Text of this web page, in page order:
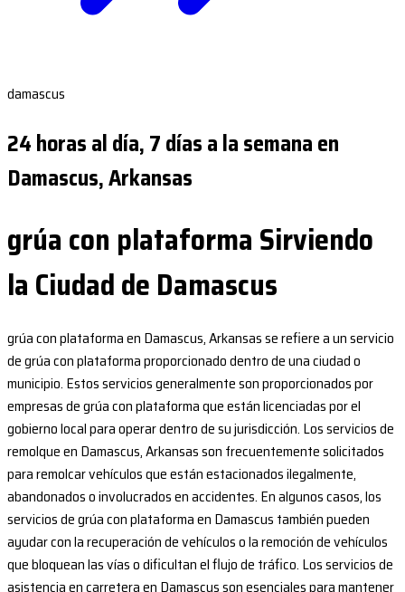
damascus
24 horas al día, 7 días a la semana en
Damascus, Arkansas
grúa con plataforma Sirviendo
la Ciudad de Damascus
grúa con plataforma en Damascus, Arkansas se refiere a un servicio
de grúa con plataforma proporcionado dentro de una ciudad o
municipio. Estos servicios generalmente son proporcionados por
empresas de grúa con plataforma que están licenciadas por el
gobierno local para operar dentro de su jurisdicción. Los servicios de
remolque en Damascus, Arkansas son frecuentemente solicitados
para remolcar vehículos que están estacionados ilegalmente,
abandonados o involucrados en accidentes. En algunos casos, los
servicios de grúa con plataforma en Damascus también pueden
ayudar con la recuperación de vehículos o la remoción de vehículos
que bloquean las vías o dificultan el flujo de tráfico. Los servicios de
asistencia en carretera en Damascus son esenciales para mantener